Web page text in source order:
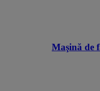
Maşină de